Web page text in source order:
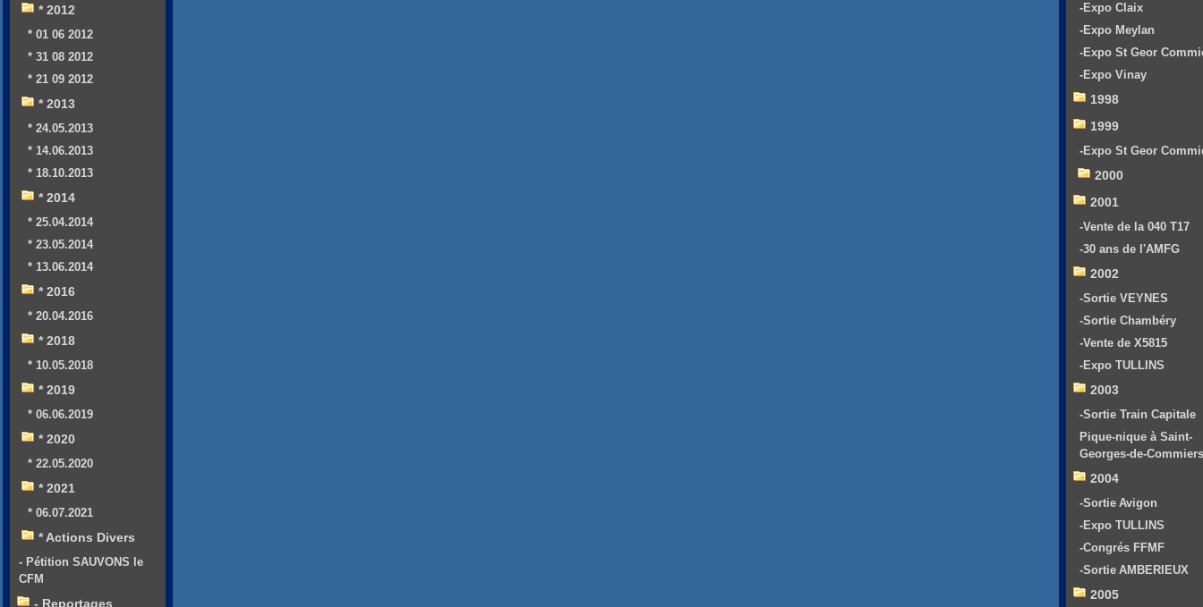
* 2012
* 01 06 2012
* 31 08 2012
* 21 09 2012
* 2013
* 24.05.2013
* 14.06.2013
* 18.10.2013
* 2014
* 25.04.2014
* 23.05.2014
* 13.06.2014
* 2016
* 20.04.2016
* 2018
* 10.05.2018
* 2019
* 06.06.2019
* 2020
* 22.05.2020
* 2021
* 06.07.2021
* Actions Divers
- Pétition SAUVONS le
CFM
- Reportages
-Expo Claix
-Expo Meylan
-Expo St Geor
-Expo Vinay
1998
1999
-Expo St Geor
2000
2001
-Vente de la 040 T17
-30 ans de l'AMFG
2002
-Sortie VEYNES
-Sortie Chambéry
-Vente de X5815
-Expo TULLINS
2003
-Sortie Train Capitale
Pique-nique à Saint-
Georges-de-Commiers
2004
-Sortie Avigon
-Expo TULLINS
-Congrés FFMF
-Sortie AMBERIEUX
2005